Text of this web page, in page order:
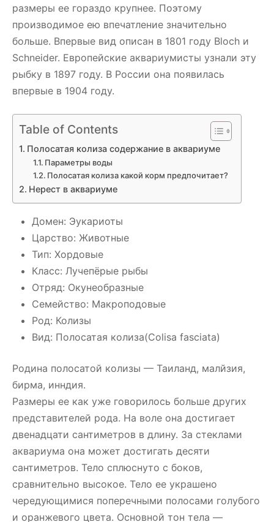
размеры ее гораздо крупнее. Поэтому
производимое ею впечатление значительно
больше. Впервые вид описан в 1801 году Bloch и
Schneider. Европейские аквариумисты узнали эту
рыбку в 1897 году. В России она появилась
впервые в 1904 году.
Table of Contents
Полосатая колиза содержание в аквариуме
Параметры воды
Полосатая колиза какой корм предпочитает?
Нерест в аквариуме
Домен: Эукариоты
Царство: Животные
Тип: Хордовые
Класс: Лучепёрые рыбы
Отряд: Окунеобразные
Семейство: Макроподовые
Род: Колизы
Вид: Полосатая колиза(Colisa fasciata)
Родина полосатой колизы — Таиланд, малйзия,
бирма, инндия.
Размеры ее как уже говорилось больше других
представителей рода. На воле она достигает
двенадцати сантиметров в длину. За стеклами
аквариума она может достигать десяти
сантиметров. Тело сплюснуто с боков,
сравнительно высокое. Тело ее украшено
чередующимися поперечными полосами голубого
и оранжевого цвета. Основной тон тела —